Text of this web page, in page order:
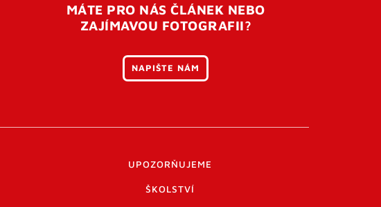
MÁTE PRO NÁS ČLÁNEK NEBO
ZAJÍMAVOU FOTOGRAFII?
NAPIŠTE NÁM
UPOZORŇUJEME
ŠKOLSTVÍ